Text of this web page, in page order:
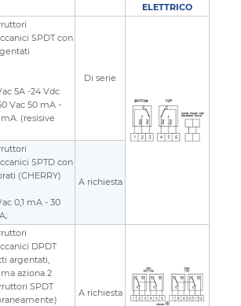
ELETTRICO
SPDT con
5A -24 Vdc
Vac 50 mA -
(resisive
Di serie
SPTD con
(CHERRY)
0,1 mA - 30
A richiesta
DPDT
argentati,
aziona 2
SPDT
A richiesta